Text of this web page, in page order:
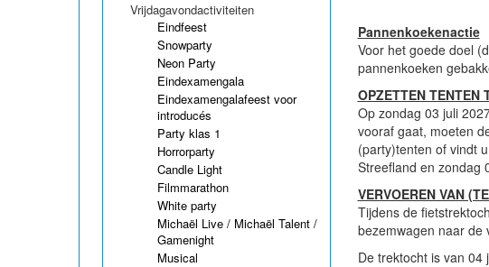
Vrijdagavondactiviteiten
Eindfeest
Snowparty
Neon Party
Eindexamengala
Eindexamengalafeest voor
introducés
Party klas 1
Horrorparty
Candle Light
Filmmarathon
White party
Michaël Live / Michaël Talent /
Gamenight
Musical
Pannenkoekenactie
Voor het goede doel
pannenkoeken
OPZETTEN TENTEN
Op zondag 03 juli
vooraf gaat, moeten
(party)tenten of vindt
Streefland en zondag
VERVOEREN VAN
Tijdens de
bezemwagen naar de
De trektocht is van 04